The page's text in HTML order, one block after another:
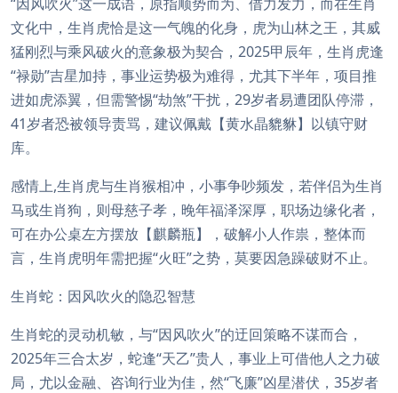
文化中，生肖虎恰是这一气魄的化身，虎为山林之王，其威
猛刚烈与乘风破火的意象极为契合，2025甲辰年，生肖虎逢
“禄勋”吉星加持，事业运势极为难得，尤其下半年，项目推
进如虎添翼，但需警惕“劫煞”干扰，29岁者易遭团队停滞，
41岁者恐被领导责骂，建议佩戴【黄水晶貔貅】以镇守财
库。
感情上,生肖虎与生肖猴相冲，小事争吵频发，若伴侣为生肖
马或生肖狗，则母慈子孝，晚年福泽深厚，职场边缘化者，
可在办公桌左方摆放【麒麟瓶】，破解小人作祟，整体而
言，生肖虎明年需把握“火旺”之势，莫要因急躁破财不止。
生肖蛇：因风吹火的隐忍智慧
生肖蛇的灵动机敏，与“因风吹火”的迂回策略不谋而合，
2025年三合太岁，蛇逢“天乙”贵人，事业上可借他人之力破
局，尤以金融、咨询行业为佳，然“飞廉”凶星潜伏，35岁者